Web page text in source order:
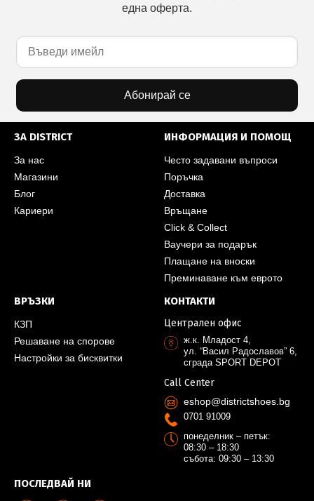
една оферта.
Абонирай се
ЗА DISTRICT
За нас
Магазини
Блог
Кариери
ИНФОРМАЦИЯ И ПОМОЩ
Често задавани въпроси
Поръчка
Доставка
Връщане
Click & Collect
Ваучери за подарък
Плащане на вноски
Преминаване към еврото
ВРЪЗКИ
КЗП
Решаване на спорове
Настройки за бисквитки
ПОСЛЕДВАЙ НИ
КОНТАКТИ
Централен офис
ж.к. Младост 4,
ул. “Васил Радославов” 6,
сграда SPORT DEPOT
Call Center
eshop@districtshoes.bg
0701 91009
понеделник – петък:
08:30 – 18:30
събота: 09:30 – 13:30